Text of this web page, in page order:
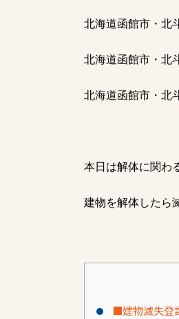
北海道函館市・北
北海道函館市・北
北海道函館市・北
本日は解体に関わ
建物を解体したら
■建物滅失登